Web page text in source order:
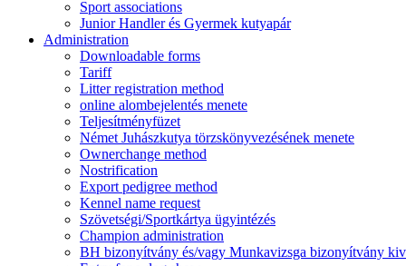
Sport associations
Junior Handler és Gyermek kutyapár
Administration
Downloadable forms
Tariff
Litter registration method
online alombejelentés menete
Teljesítményfüzet
Német Juhászkutya törzskönyvezésének menete
Ownerchange method
Nostrification
Export pedigree method
Kennel name request
Szövetségi/Sportkártya ügyintézés
Champion administration
BH bizonyítvány és/vagy Munkavizsga bizonyítvány